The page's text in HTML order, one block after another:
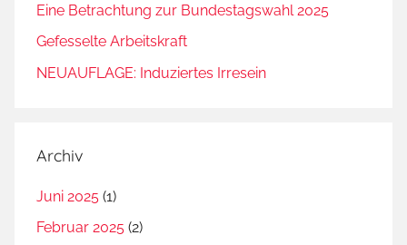
Eine Betrachtung zur Bundestagswahl 2025
Gefesselte Arbeitskraft
NEUAUFLAGE: Induziertes Irresein
Archiv
Juni 2025 (1)
Februar 2025 (2)